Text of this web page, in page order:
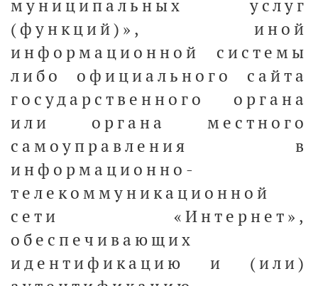
муниципальных услуг
(функций)», иной
информационной системы
либо официального сайта
государственного органа
или органа местного
самоуправления в
информационно-
телекоммуникационной
сети «Интернет»,
обеспечивающих
идентификацию и (или)